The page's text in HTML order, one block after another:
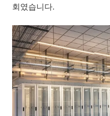
회였습니다.